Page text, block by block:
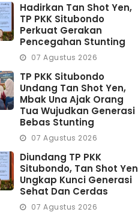
Hadirkan Tan Shot Yen,
TP PKK Situbondo
Perkuat Gerakan
Pencegahan Stunting
07 Agustus 2026
TP PKK Situbondo
Undang Tan Shot Yen,
Mbak Una Ajak Orang
Tua Wujudkan Generasi
Bebas Stunting
07 Agustus 2026
Diundang TP PKK
Situbondo, Tan Shot Yen
Ungkap Kunci Generasi
Sehat Dan Cerdas
07 Agustus 2026